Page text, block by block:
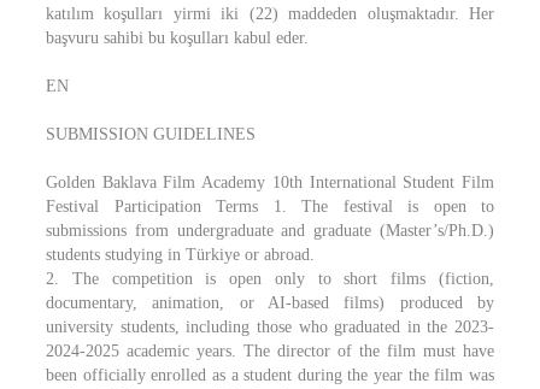
katılım koşulları yirmi iki (22) maddeden oluşmaktadır. Her
başvuru sahibi bu koşulları kabul eder.
EN
SUBMISSION GUIDELINES
Golden Baklava Film Academy 10th International Student Film
Festival Participation Terms 1. The festival is open to
submissions from undergraduate and graduate (Master’s/Ph.D.)
students studying in Türkiye or abroad.
2. The competition is open only to short films (fiction,
documentary, animation, or AI-based films) produced by
university students, including those who graduated in the 2023-
2024-2025 academic years. The director of the film must have
been officially enrolled as a student during the year the film was